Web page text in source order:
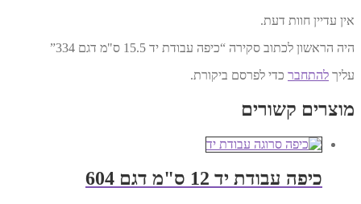
אין עדיין חוות דעת.
היה הראשון לכתוב סקירה “כיפה עבודת יד 15.5 ס"מ דגם 334”
עליך להתחבר כדי לפרסם ביקורת.
מוצרים קשורים
כיפה עבודת יד 12 ס"מ דגם 604